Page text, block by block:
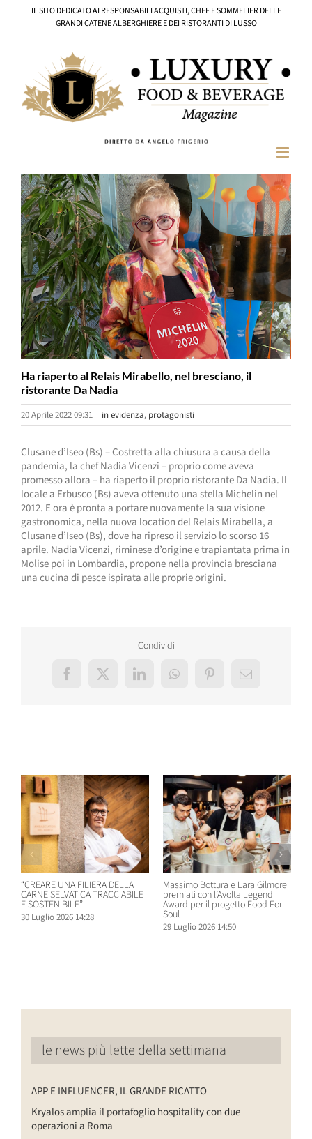
IL SITO DEDICATO AI RESPONSABILI ACQUISTI, CHEF E SOMMELIER DELLE
GRANDI CATENE ALBERGHIERE E DEI RISTORANTI DI LUSSO
Ingrandisci
immagine
Ha riaperto al Relais Mirabello, nel bresciano, il
ristorante Da Nadia
20 Aprile 2022 09:31 | in evidenza, protagonisti
Clusane d’Iseo (Bs) – Costretta alla chiusura a causa della
pandemia, la chef Nadia Vicenzi – proprio come aveva
promesso allora – ha riaperto il proprio ristorante Da Nadia. Il
locale a Erbusco (Bs) aveva ottenuto una stella Michelin nel
2012. E ora è pronta a portare nuovamente la sua visione
gastronomica, nella nuova location del Relais Mirabella, a
Clusane d’Iseo (Bs), dove ha ripreso il servizio lo scorso 16
aprile. Nadia Vicenzi, riminese d’origine e trapiantata prima in
Molise poi in Lombardia, propone nella provincia bresciana
una cucina di pesce ispirata alle proprie origini.
Condividi
Facebook
X LinkedInWhatsAppPinterestEmail
“CREARE UNA FILIERA DELLA
CARNE SELVATICA TRACCIABILE
E SOSTENIBILE”
30 Luglio 2026 14:28
Massimo Bottura e Lara Gilmore
premiati con l’Avolta Legend
Award per il progetto Food For
Soul
29 Luglio 2026 14:50
le news più lette della settimana
APP E INFLUENCER, IL GRANDE RICATTO
Kryalos amplia il portafoglio hospitality con due
operazioni a Roma